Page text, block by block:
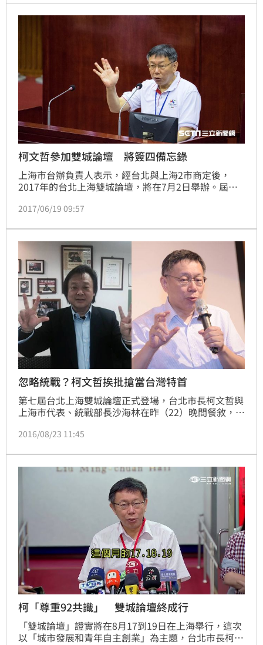
委林濁水直指柯除了搞不清楚狀況外還沾沾自喜，這樣
的表現真的是，「不免讓人擔心其知識的侷限性。」
柯文哲參加雙城論壇 將簽四備忘錄
上海市台辦負責人表示，經台北與上海2市商定後，
2017年的台北上海雙城論壇，將在7月2日舉辦。屆時
2017/06/19 09:57
忽略統戰？柯文哲挨批搶當台灣特首
第七屆台北上海雙城論壇正式登場，台北市長柯文哲與
上海市代表、統戰部長沙海林在昨（22）晚間餐敘，據
地比讚大喊「雄讚」！只是明明是「雙城論壇」，對方
市議員王世堅痛罵太扯外，更在臉書以「現代施琅-柯
文哲」為題狠批這件事。
2016/08/23 11:45
柯「尊重92共識」 雙城論壇終成行
「雙城論壇」證實將在8月17到19日在上海舉行，這次
以「城市發展和青年自主創業」為主題，台北市長柯文